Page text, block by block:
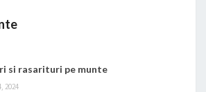
si rasarituri pe munte
2024